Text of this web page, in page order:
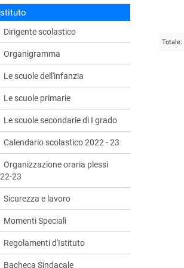
Dirigente scolastico
Organigramma
Le scuole dell'infanzia
Le scuole primarie
Le scuole secondarie di I grado
Calendario scolastico 2022 - 23
Organizzazione oraria plessi
23
Sicurezza e lavoro
Momenti Speciali
Regolamenti d'Istituto
Bacheca Sindacale
Totale: